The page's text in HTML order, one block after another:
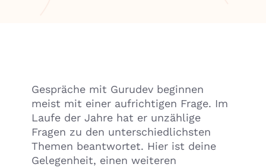
Gespräche mit Gurudev beginnen
meist mit einer aufrichtigen Frage. Im
Laufe der Jahre hat er unzählige
Fragen zu den unterschiedlichsten
Themen beantwortet. Hier ist deine
Gelegenheit, einen weiteren